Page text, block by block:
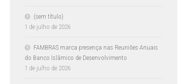
(sem título)
1 de julho de 2026
FAMBRAS marca presença nas Reuniões Anuais
do Banco Islâmico de Desenvolvimento
1 de julho de 2026